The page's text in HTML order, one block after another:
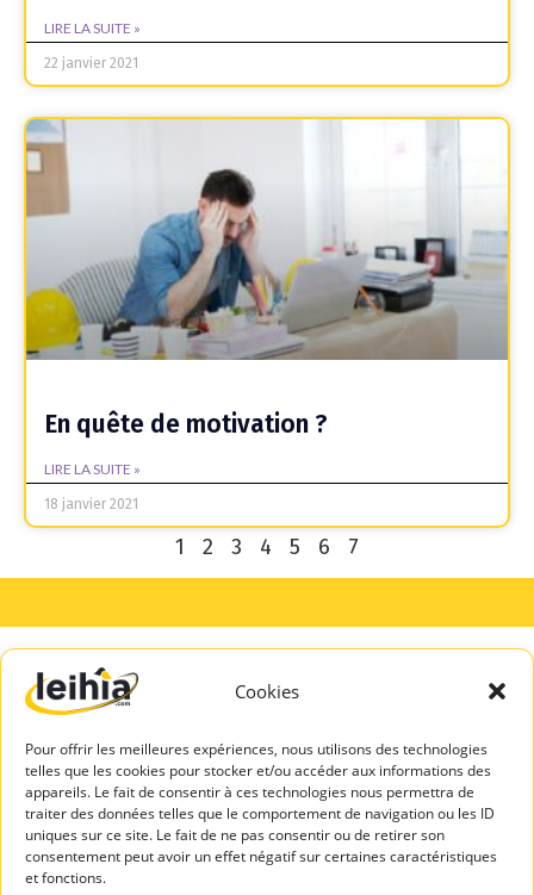
Cookies
Pour offrir les meilleures expériences, nous utilisons des technologies
telles que les cookies pour stocker et/ou accéder aux informations des
appareils. Le fait de consentir à ces technologies nous permettra de
traiter des données telles que le comportement de navigation ou les ID
uniques sur ce site. Le fait de ne pas consentir ou de retirer son
consentement peut avoir un effet négatif sur certaines caractéristiques
et fonctions.
LIRE LA SUITE »
22 janvier 2021
En quête de motivation ?
LIRE LA SUITE »
18 janvier 2021
1 2 3 4 5 6 7
A PROPOS
Mentions légales
Politique de
confidentialité
Blog Leihia
Espace Candidats
Leihia – Bilan de
compétences
Leihia – Coaching